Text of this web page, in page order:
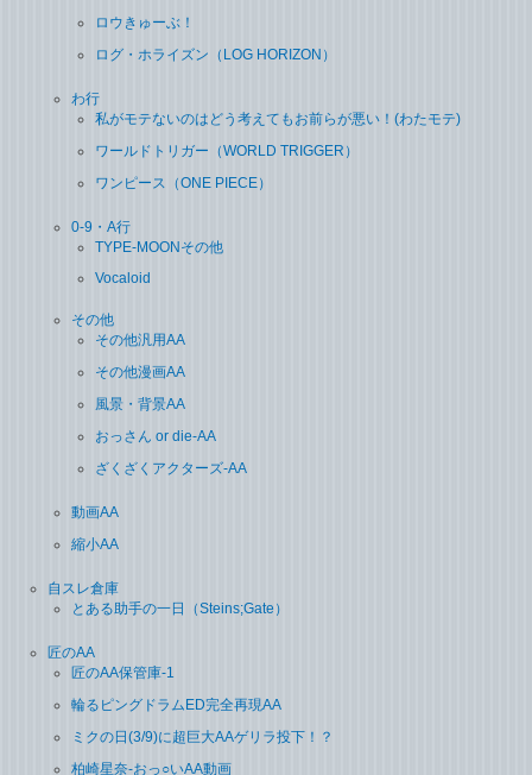
ロウきゅーぶ！
ログ・ホライズン（LOG HORIZON）
わ行
私がモテないのはどう考えてもお前らが悪い！(わたモテ)
ワールドトリガー（WORLD TRIGGER）
ワンピース（ONE PIECE）
0-9・A行
TYPE-MOONその他
Vocaloid
その他
その他汎用AA
その他漫画AA
風景・背景AA
おっさん or die-AA
ざくざくアクターズ-AA
動画AA
縮小AA
自スレ倉庫
とある助手の一日（Steins;Gate）
匠のAA
匠のAA保管庫-1
輪るピングドラムED完全再現AA
ミクの日(3/9)に超巨大AAゲリラ投下！？
柏崎星奈-おっ○いAA動画